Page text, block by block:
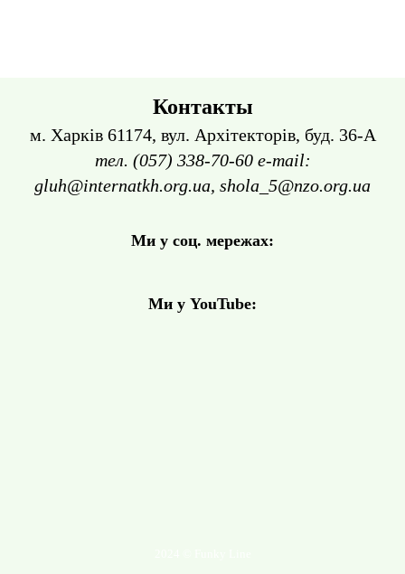
Контакты
м. Харків 61174, вул. Архітекторів, буд. 36-А
тел. (057) 338-70-60 e-mail:
gluh@internatkh.org.ua, shola_5@nzo.org.ua
Ми у соц. мережах:
Ми у YouTube: